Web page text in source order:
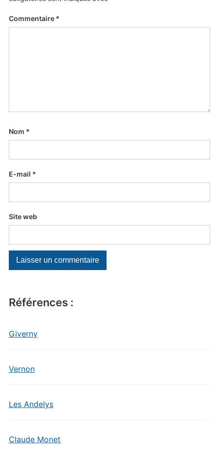
Références :
Giverny
Vernon
Les Andelys
Claude Monet
Commentaire *
Nom *
E-mail *
Site web